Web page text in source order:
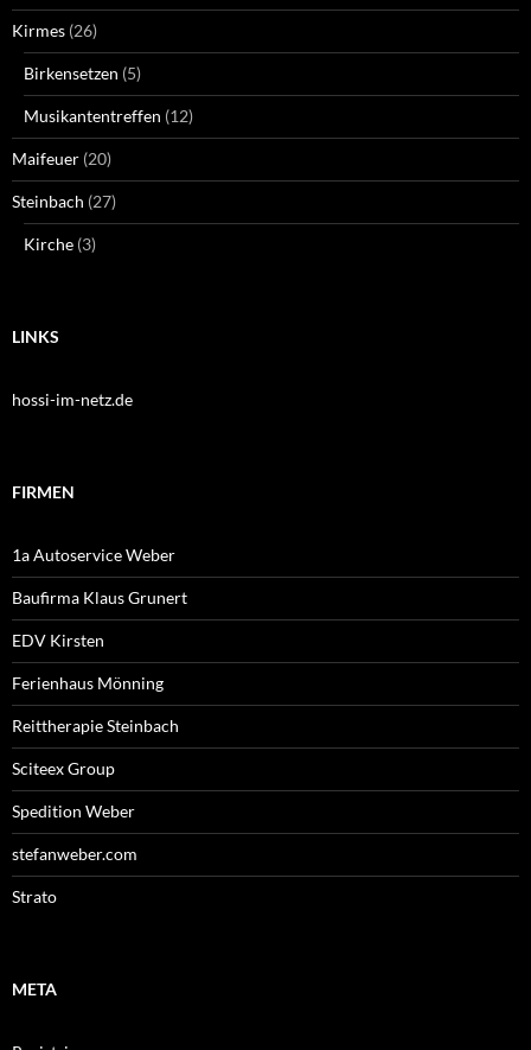
Kirmes (26)
Birkensetzen (5)
Musikantentreffen (12)
Maifeuer (20)
Steinbach (27)
Kirche (3)
LINKS
hossi-im-netz.de
FIRMEN
1a Autoservice Weber
Baufirma Klaus Grunert
EDV Kirsten
Ferienhaus Mönning
Reittherapie Steinbach
Sciteex Group
Spedition Weber
stefanweber.com
Strato
META